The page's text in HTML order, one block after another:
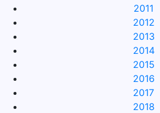
2011
2012
2013
2014
2015
2016
2017
2018